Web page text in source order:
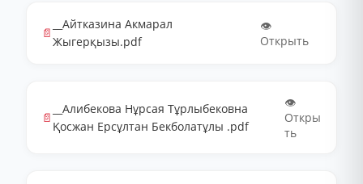
📄
__Айтказина Акмарал
Жыгерқызы.pdf
👁️
Открыть
📄
__Алибекова Нұрсая Тұрлыбековна
Қосжан Ерсұлтан Бекболатұлы .pdf
👁️
Откры
ть